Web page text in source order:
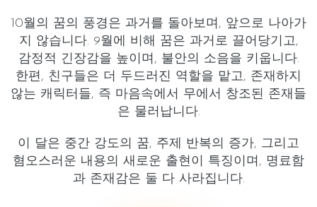
10월의 꿈의 풍경은 과거를 돌아보며 , 앞으로 나아가
지 않습니다. 9월에 비해 꿈은 과거 로 끌어당기고,
감정적 긴장감을 높이며, 불안의 소음을 키웁니다.
한편, 친구들은 더 두드러진 역할을 맡고, 존재하지
않는 캐릭터들, 즉 마음속에서 무에서 창조된 존재들
은 물러납니다.
이 달은 중간 강도의 꿈, 주제 반복의 증가, 그리고
혐오스러운 내용의 새로운 출현이 특징이며, 명료함
과 존재감은 둘 다 사라집니다.